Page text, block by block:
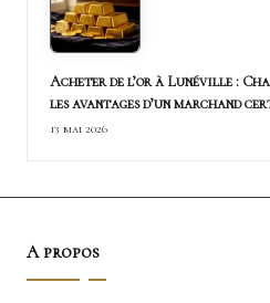
Acheter de l’or à Lunéville :
les avantages d’un marchand
13 mai 2026
A propos